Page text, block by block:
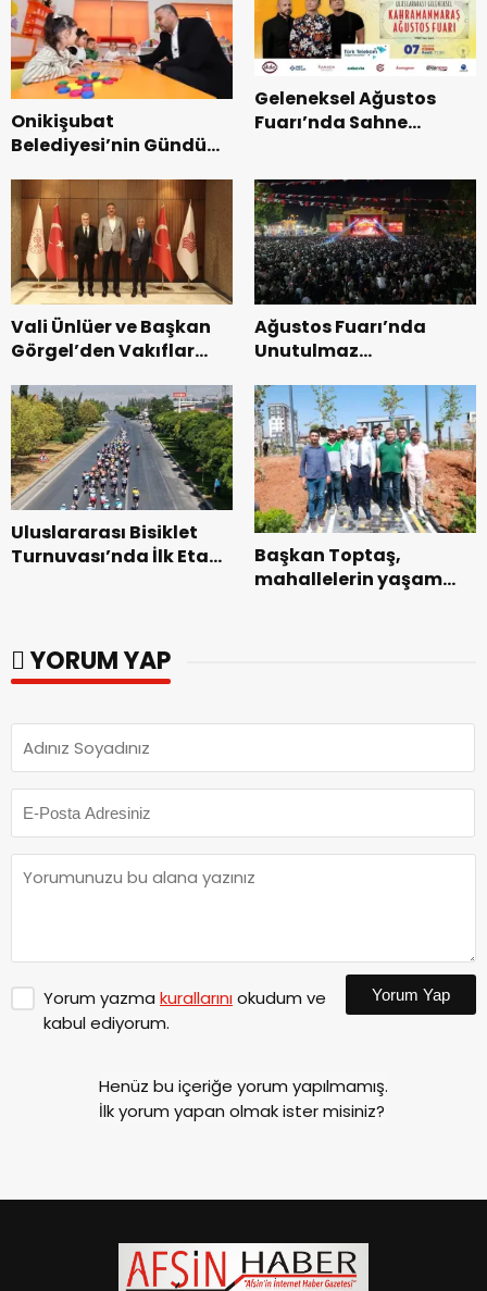
Onikişubat
Belediyesi’nin Gündüz
dönemin ön kayıtları
başladı.
Geleneksel Ağustos
Fuarı’nda Sahne
Vali Ünlüer ve Başkan
Görgel’den Vakıflar
ziyaret.
Ağustos Fuarı’nda
Unutulmaz
Uluslararası Bisiklet
Turnuvası’nda İlk Etap
Başkan Toptaş,
mahallelerin yaşam
YORUM YAP
Yorum yazma kurallarınıokudum ve
kabul ediyorum.
Yorum Yap
Henüz bu içeriğe yorum yapılmamış.
İlk yorum yapan olmak ister misiniz?